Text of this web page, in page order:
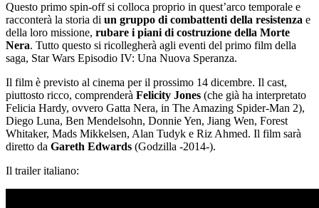
Questo primo spin-off si colloca proprio in quest’arco temporale e
racconterà la storia di un gruppo di combattenti della resistenza e
della loro missione, rubare i piani di costruzione della Morte
Nera. Tutto questo si ricollegherà agli eventi del primo film della
saga, Star Wars Episodio IV: Una Nuova Speranza.
Il film è previsto al cinema per il prossimo 14 dicembre. Il cast,
piuttosto ricco, comprenderà Felicity Jones (che già ha interpretato
Felicia Hardy, ovvero Gatta Nera, in The Amazing Spider-Man 2),
Diego Luna, Ben Mendelsohn, Donnie Yen, Jiang Wen, Forest
Whitaker, Mads Mikkelsen, Alan Tudyk e Riz Ahmed. Il film sarà
diretto da Gareth Edwards (Godzilla -2014-).
Il trailer italiano: